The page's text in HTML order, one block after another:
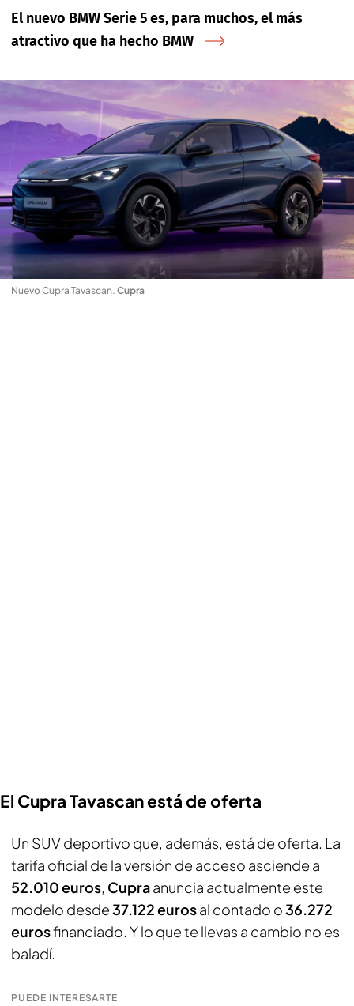
El nuevo BMW Serie 5 es, para muchos, el más
atractivo que ha hecho BMW
Nuevo Cupra Tavascan. Cupra
El Cupra Tavascan está de oferta
Un SUV deportivo que, además, está de oferta. La
tarifa oficial de la versión de acceso asciende a
52.010 euros, Cupraanuncia actualmente este
modelo desde37.122 eurosal contado o36.272
eurosfinanciado. Y lo que te llevas a cambio no es
baladí.
PUEDE INTERESARTE